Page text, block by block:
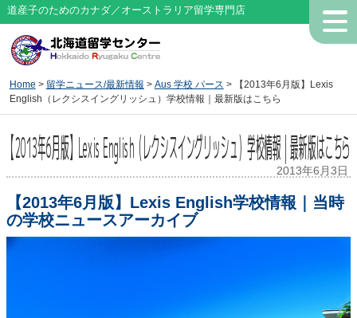
道産子のためのカナダ／オーストラリア留学専門店
Home > 留学ニュース/最新情報 > Aus 学校 パース > 【2013年6月版】Lexis
English（レクシスイングリッシュ）学校情報｜最新版はこちら
【2013年6月版】Lexis English（レクシスイングリッシュ）学校情報｜最新版はこちら
2013年6月3日
【2013年6月版】Lexis English学校情報｜当時
の学校ニュースアーカイブ